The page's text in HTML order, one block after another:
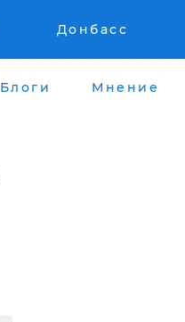
Донбасс
Блоги Мнение